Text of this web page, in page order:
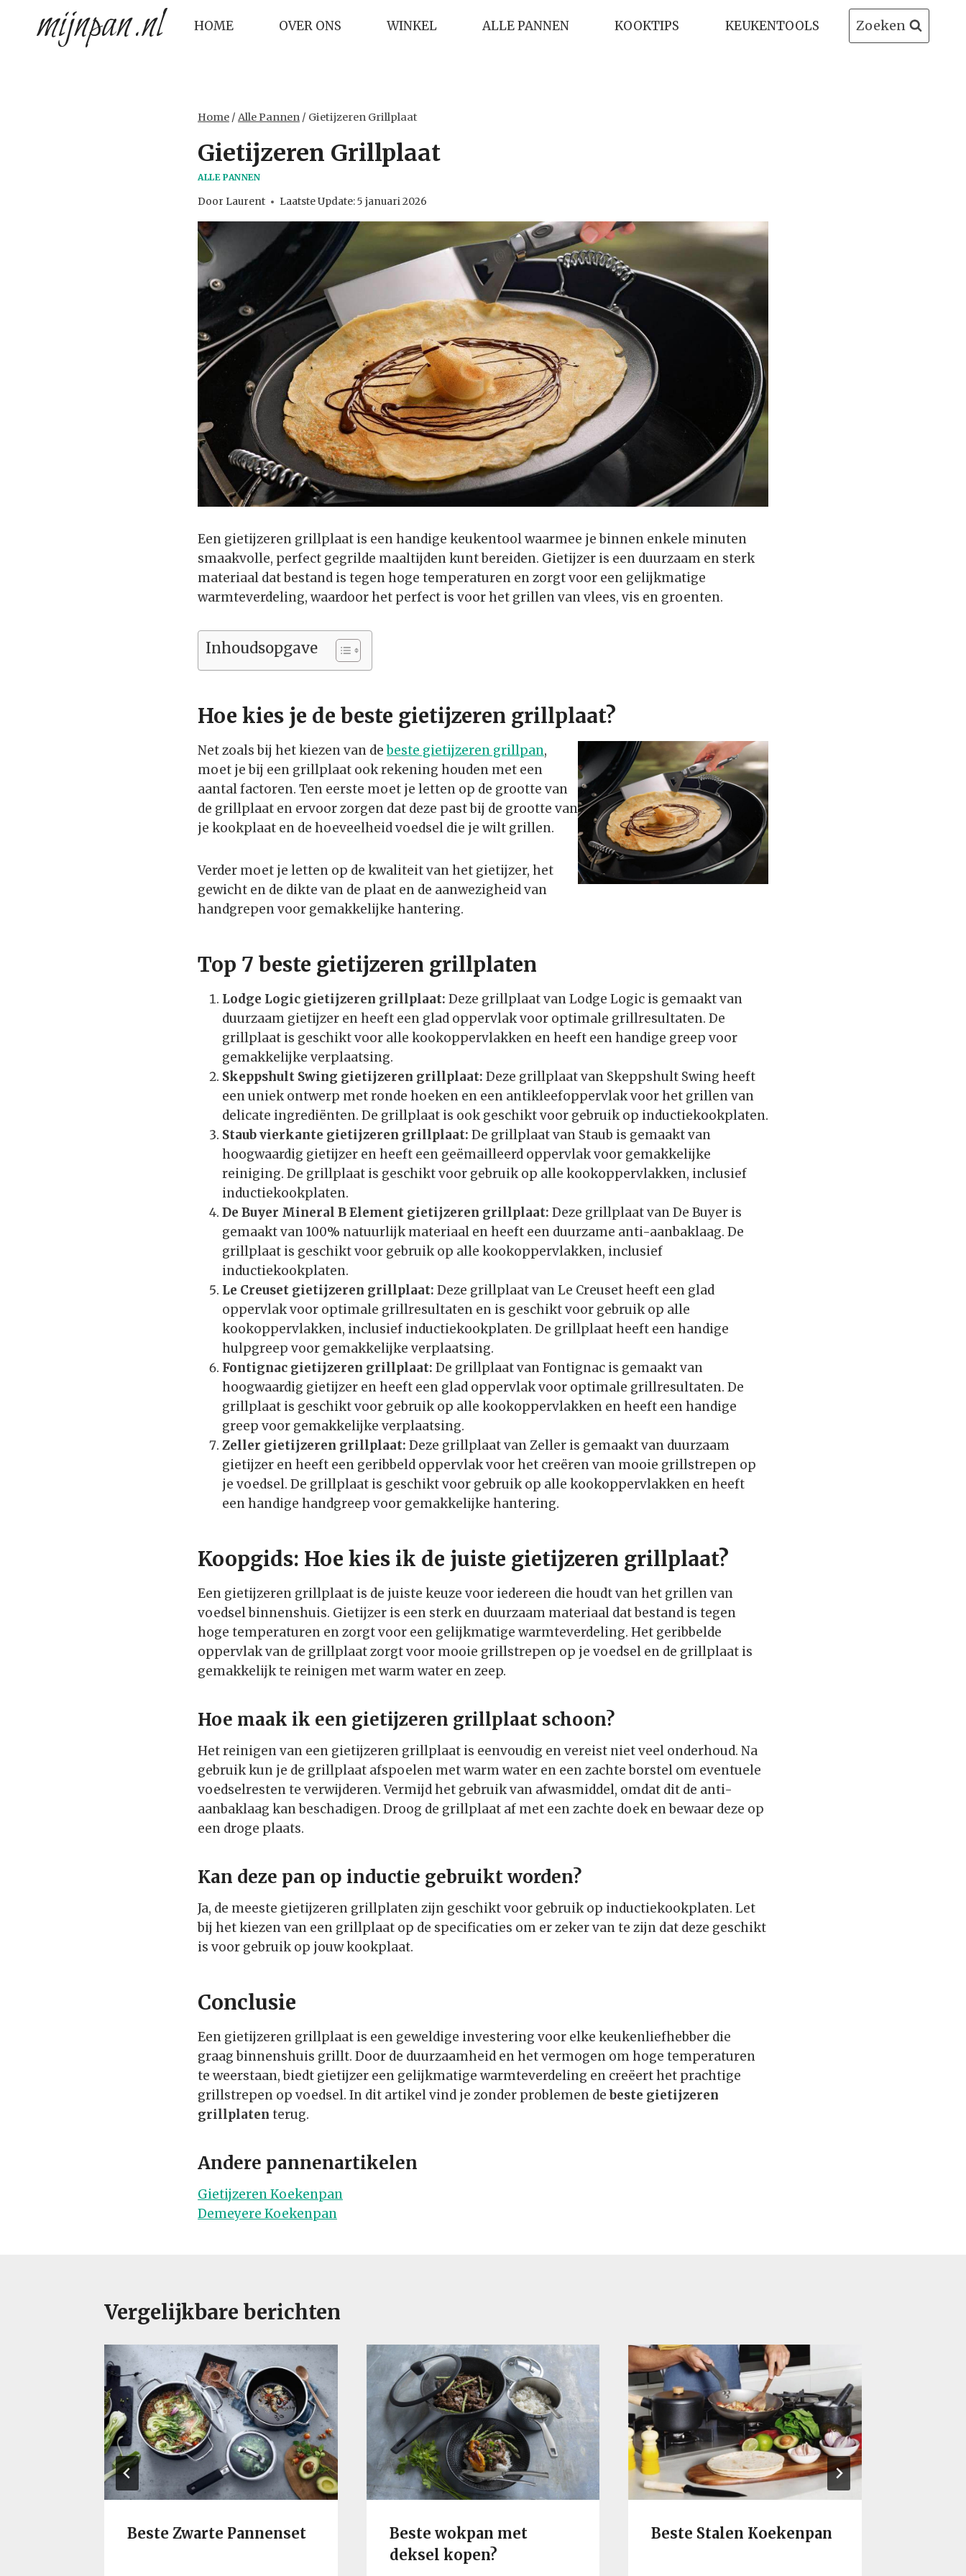
mijnpan.nl HOME OVER ONS WINKEL ALLE PANNEN KOOKTIPS KEUKENTOOLS Zoeken
Home / Alle Pannen / Gietijzeren Grillplaat
Gietijzeren Grillplaat
ALLE PANNEN
Door Laurent Laatste Update:5 januari 2026
Een gietijzeren grillplaat is een handige keukentool waarmee je binnen enkele minuten
smaakvolle, perfect gegrilde maaltijden kunt bereiden. Gietijzer is een duurzaam en sterk
materiaal dat bestand is tegen hoge temperaturen en zorgt voor een gelijkmatige
warmteverdeling, waardoor het perfect is voor het grillen van vlees, vis en groenten.
Inhoudsopgave
Hoe kies je de beste gietijzeren grillplaat?
Net zoals bij het kiezen van debeste gietijzeren grillpan,
moet je bij een grillplaat ook rekening houden met een
aantal factoren. Ten eerste moet je letten op de grootte van
de grillplaat en ervoor zorgen dat deze past bij de grootte van
je kookplaat en de hoeveelheid voedsel die je wilt grillen.
Verder moet je letten op de kwaliteit van het gietijzer, het
gewicht en de dikte van de plaat en de aanwezigheid van
handgrepen voor gemakkelijke hantering.
Top 7 beste gietijzeren grillplaten
Lodge Logic gietijzeren grillplaat: Deze grillplaat van Lodge Logic is gemaakt van
duurzaam gietijzer en heeft een glad oppervlak voor optimale grillresultaten. De
grillplaat is geschikt voor alle kookoppervlakken en heeft een handige greep voor
gemakkelijke verplaatsing.
Skeppshult Swing gietijzeren grillplaat: Deze grillplaat van Skeppshult Swing heeft
een uniek ontwerp met ronde hoeken en een antikleefoppervlak voor het grillen van
delicate ingrediënten. De grillplaat is ook geschikt voor gebruik op inductiekookplaten.
Staub vierkante gietijzeren grillplaat: De grillplaat van Staub is gemaakt van
hoogwaardig gietijzer en heeft een geëmailleerd oppervlak voor gemakkelijke
reiniging. De grillplaat is geschikt voor gebruik op alle kookoppervlakken, inclusief
inductiekookplaten.
De Buyer Mineral B Element gietijzeren grillplaat: Deze grillplaat van De Buyer is
gemaakt van 100% natuurlijk materiaal en heeft een duurzame anti-aanbaklaag. De
grillplaat is geschikt voor gebruik op alle kookoppervlakken, inclusief
inductiekookplaten.
Le Creuset gietijzeren grillplaat: Deze grillplaat van Le Creuset heeft een glad
oppervlak voor optimale grillresultaten en is geschikt voor gebruik op alle
kookoppervlakken, inclusief inductiekookplaten. De grillplaat heeft een handige
hulpgreep voor gemakkelijke verplaatsing.
Fontignac gietijzeren grillplaat: De grillplaat van Fontignac is gemaakt van
hoogwaardig gietijzer en heeft een glad oppervlak voor optimale grillresultaten. De
grillplaat is geschikt voor gebruik op alle kookoppervlakken en heeft een handige
greep voor gemakkelijke verplaatsing.
Zeller gietijzeren grillplaat: Deze grillplaat van Zeller is gemaakt van duurzaam
gietijzer en heeft een geribbeld oppervlak voor het creëren van mooie grillstrepen op
je voedsel. De grillplaat is geschikt voor gebruik op alle kookoppervlakken en heeft
een handige handgreep voor gemakkelijke hantering.
Koopgids: Hoe kies ik de juiste gietijzeren grillplaat?
Een gietijzeren grillplaat is de juiste keuze voor iedereen die houdt van het grillen van
voedsel binnenshuis. Gietijzer is een sterk en duurzaam materiaal dat bestand is tegen
hoge temperaturen en zorgt voor een gelijkmatige warmteverdeling. Het geribbelde
oppervlak van de grillplaat zorgt voor mooie grillstrepen op je voedsel en de grillplaat is
gemakkelijk te reinigen met warm water en zeep.
Hoe maak ik een gietijzeren grillplaat schoon?
Het reinigen van een gietijzeren grillplaat is eenvoudig en vereist niet veel onderhoud. Na
gebruik kun je de grillplaat afspoelen met warm water en een zachte borstel om eventuele
voedselresten te verwijderen. Vermijd het gebruik van afwasmiddel, omdat dit de anti-
aanbaklaag kan beschadigen. Droog de grillplaat af met een zachte doek en bewaar deze op
een droge plaats.
Kan deze pan op inductie gebruikt worden?
Ja, de meeste gietijzeren grillplaten zijn geschikt voor gebruik op inductiekookplaten. Let
bij het kiezen van een grillplaat op de specificaties om er zeker van te zijn dat deze geschikt
is voor gebruik op jouw kookplaat.
Conclusie
Een gietijzeren grillplaat is een geweldige investering voor elke keukenliefhebber die
graag binnenshuis grillt. Door de duurzaamheid en het vermogen om hoge temperaturen
te weerstaan, biedt gietijzer een gelijkmatige warmteverdeling en creëert het prachtige
grillstrepen op voedsel. In dit artikel vind je zonder problemen debeste gietijzeren
grillplaten terug.
Andere pannenartikelen
Gietijzeren Koekenpan
Demeyere Koekenpan
Vergelijkbare berichten
Beste Zwarte Pannenset
Beste wokpan met
deksel kopen?
Beste Stalen Koekenpan